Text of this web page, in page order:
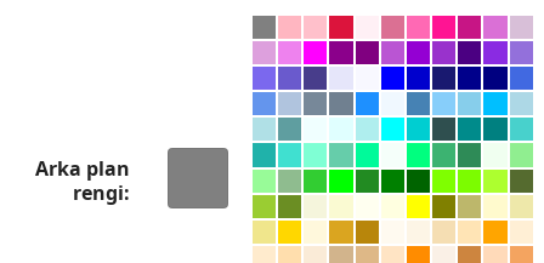
Arka plan
rengi